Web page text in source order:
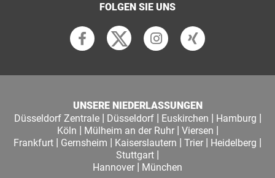
FOLGEN SIE UNS
UNSERE NIEDERLASSUNGEN
Düsseldorf Zentrale| Düsseldorf| Euskirchen | Hamburg |
Köln | Mülheim an der Ruhr| Viersen |
Frankfurt | Gernsheim | Kaiserslautern | Trier | Heidelberg |
Stuttgart |
Hannover | München